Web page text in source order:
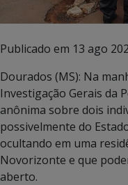
Publicado em 13 ago
Dourados (MS): Na
Investigação Gerais da
anônima sobre dois
possivelmente do
ocultando em uma
Novorizonte e que
aberto.